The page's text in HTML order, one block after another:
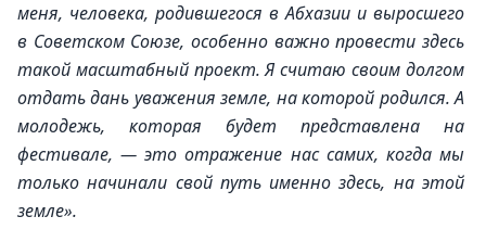
меня, человека, родившегося в Абхазии и выросшего
в Советском Союзе, особенно важно провести здесь
такой масштабный проект. Я считаю своим долгом
отдать дань уважения земле, на которой родился. А
молодежь, которая будет представлена на
фестивале, — это отражение нас самих, когда мы
только начинали свой путь именно здесь, на этой
земле».